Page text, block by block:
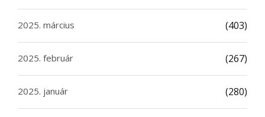
2025. március (403)
2025. február (267)
2025. január (280)